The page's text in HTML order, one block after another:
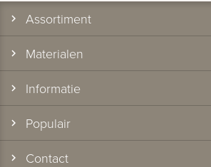
Assortiment
Materialen
Informatie
Populair
Contact